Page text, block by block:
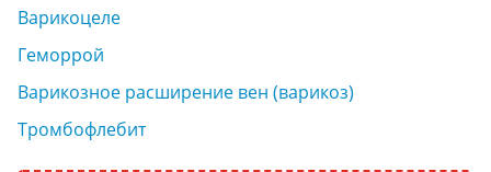
Варикоцеле
Геморрой
Варикозное расширение вен (варикоз)
Тромбофлебит